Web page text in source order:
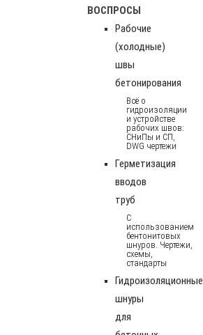
ВОСПРОСЫ
Рабочие
(холодные)
швы
бетонирования
Всё о
гидроизоляции
и устройстве
рабочих швов:
СНиПы и СП,
DWG чертежи
Герметизация
вводов
труб
С
использованием
бентонитовых
шнуров. Чертежи,
схемы,
стандарты
Гидроизоляционные
шнуры
для